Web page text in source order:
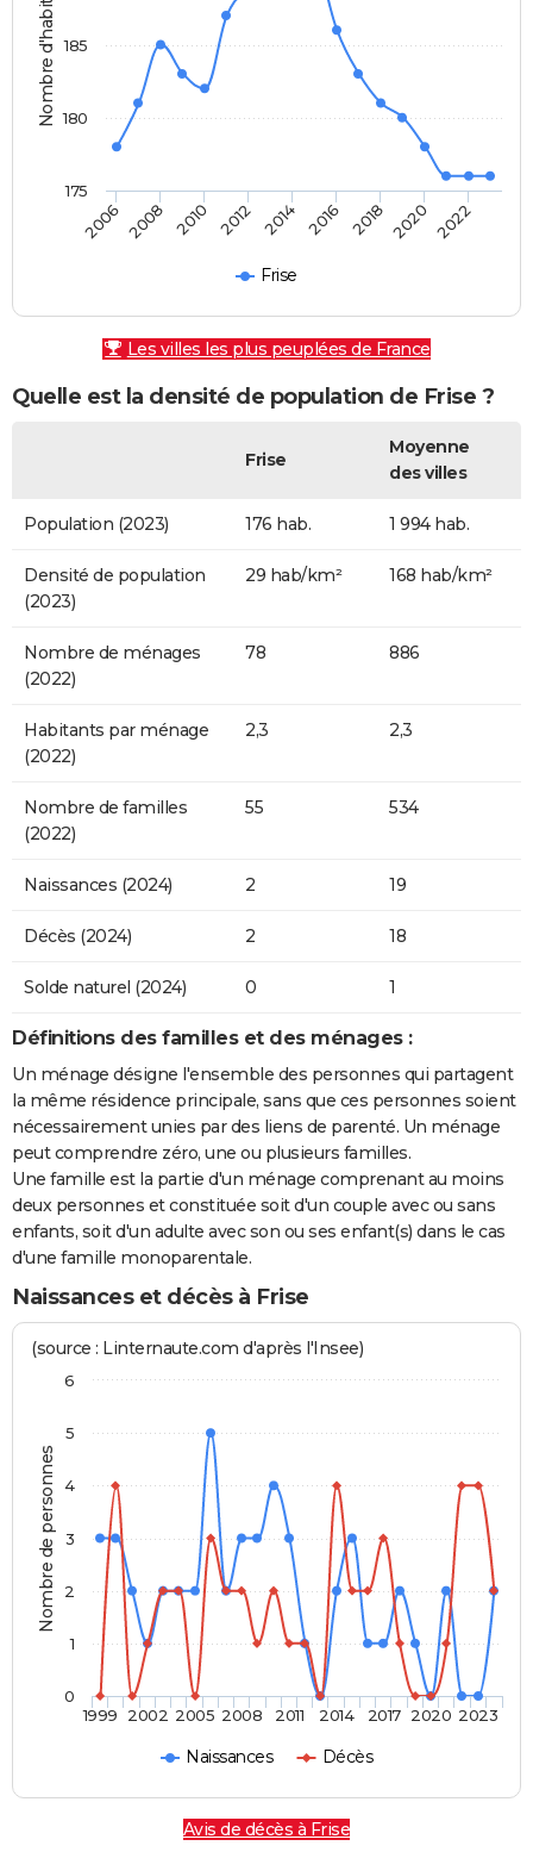
Nombre d'habitants
Frise
2006 2008 2010 2012 2014 2016 2018 2020 2022
175
180
185
Les villes les plus peuplées de France
Quelle est la densité de population de Frise ?
Frise
Moyenne
des villes
Population (2023) 176 hab. 1 994 hab.
Densité de population
(2023)
29 hab/km² 168 hab/km²
Nombre de ménages
(2022)
78 886
Habitants par ménage
(2022)
2,3 2,3
Nombre de familles
(2022)
55 534
Naissances (2024) 2 19
Décès (2024) 2 18
Solde naturel (2024) 0 1
Définitions des familles et des ménages :
Un ménage désigne l'ensemble des personnes qui partagent
la même résidence principale, sans que ces personnes soient
nécessairement unies par des liens de parenté. Un ménage
peut comprendre zéro, une ou plusieurs familles.
Une famille est la partie d'un ménage comprenant au moins
deux personnes et constituée soit d'un couple avec ou sans
enfants, soit d'un adulte avec son ou ses enfant(s) dans le cas
d'une famille monoparentale.
Naissances et décès à Frise
Nombre de personnes
(source : Linternaute.com d'après l'Insee)
Naissances Décès
1999 2002 2005 2008 2011 2014 2017 2020 2023
0
1
2
3
4
5
6
Avis de décès à Frise